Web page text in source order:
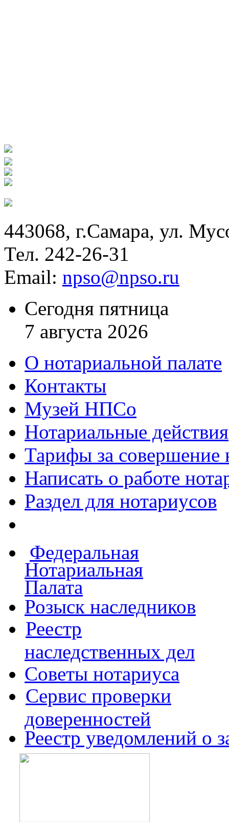
443068, г.Самара, ул.
Тел. 242-26-31
Email: npso@npso.ru
Сегодня пятница
7 августа 2026
О нотариальной палате
Контакты
Музей НПСо
Нотариальные действия
Тарифы за совершение
Написать о работе
Раздел для нотариусов
Федеральная
Нотариальная
Палата
Розыск наследников
Реестр
наследственных дел
Советы нотариуса
Сервис проверки
доверенностей
Реестр уведомлений о